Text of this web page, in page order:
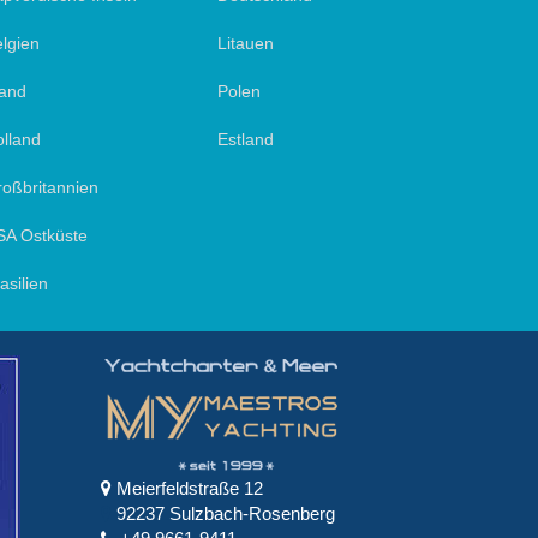
Ostküste
Litauen
Polen
Estland
Meierfeldstraße 12
92237 Sulzbach-Rosenberg